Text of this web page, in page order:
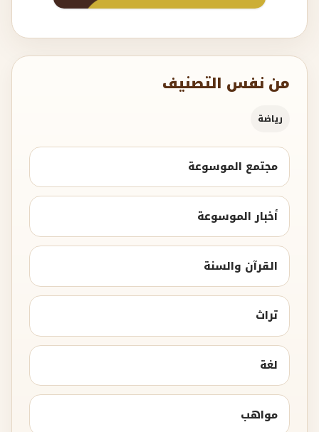
من نفس التصنيف
رياضة
مجتمع الموسوعة
أخبار الموسوعة
القرآن والسنة
تراث
لغة
مواهب